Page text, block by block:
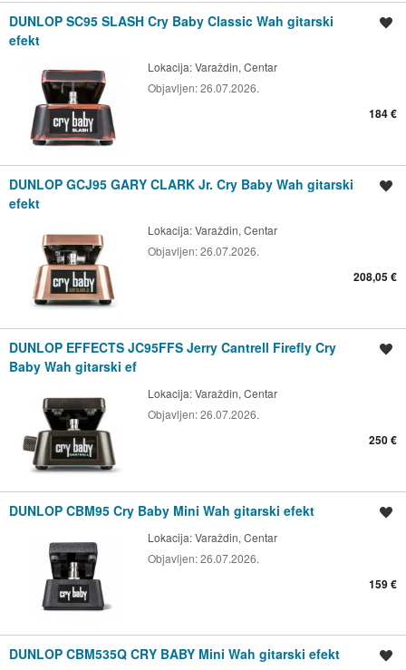
DUNLOP SC95 SLASH Cry Baby Classic Wah gitarski
efekt
Lokacija:Varaždin, Centar
Objavljen:26.07.2026.
184 €
DUNLOP GCJ95 GARY CLARK Jr. Cry Baby Wah gitarski
efekt
Lokacija:Varaždin, Centar
Objavljen:26.07.2026.
208,05 €
DUNLOP EFFECTS JC95FFS Jerry Cantrell Firefly Cry
Baby Wah gitarski ef
Lokacija:Varaždin, Centar
Objavljen:26.07.2026.
250 €
DUNLOP CBM95 Cry Baby Mini Wah gitarski efekt
Lokacija:Varaždin, Centar
Objavljen:26.07.2026.
159 €
DUNLOP CBM535Q CRY BABY Mini Wah gitarski efekt